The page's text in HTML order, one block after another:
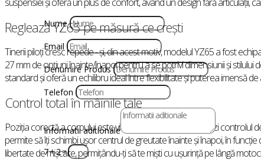
Nume
Email
Denumire Produs
Telefon
Informatii aditionale
7 + 2=
Reglează YZ65 pe măsură ce crești
Tinerii piloți cresc repede - și, din acest motiv, modelul YZ65 a fost
27 mm de opțiuni înainte/înapoi pentru a se potrivi dimensiunii și
standard și oferă un echilibru ideal între flexibilitate și puterea imensă
Control total în mâinile tale
Poziția corectă a corpului este vitală dacă dorești să păstrezi controlul
permite să îți schimbi ușor centrul de greutate înainte și înapoi, în
libertate de mișcare, permițându-ți să te miști cu ușurință pe lângă